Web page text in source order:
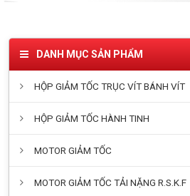
DANH MỤC SẢN PHẨM
HỘP GIẢM TỐC TRỤC VÍT BÁNH VÍT
HỘP GIẢM TỐC HÀNH TINH
MOTOR GIẢM TỐC
MOTOR GIẢM TỐC TẢI NẶNG R.S.K.F